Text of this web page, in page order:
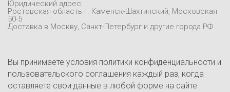
Контакты
Юридический адрес:
Ростовская область г. Каменск-Шахтинский, Московская
50-5
Доставка в Москву, Санкт-Петербург и другие города РФ
Вы принимаете условия политики конфиденциальности и
пользовательского соглашения каждый раз, когда
оставляете свои данные в любой форме на сайте